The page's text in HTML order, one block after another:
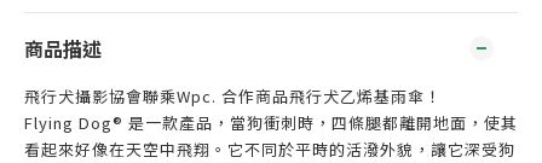
商品描述
飛行犬攝影協會聯乘Wpc. 合作商品飛行犬乙烯基雨傘！
Flying Dog® 是一款產品，當狗衝刺時，四條腿都離開地面，使其
看起來好像在天空中飛翔。它不同於平時的活潑外貌，讓它深受狗